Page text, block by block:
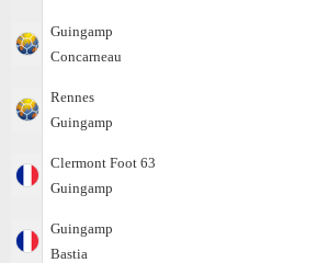
Guingamp
Concarneau
Rennes
Guingamp
Clermont Foot 63
Guingamp
Guingamp
Bastia